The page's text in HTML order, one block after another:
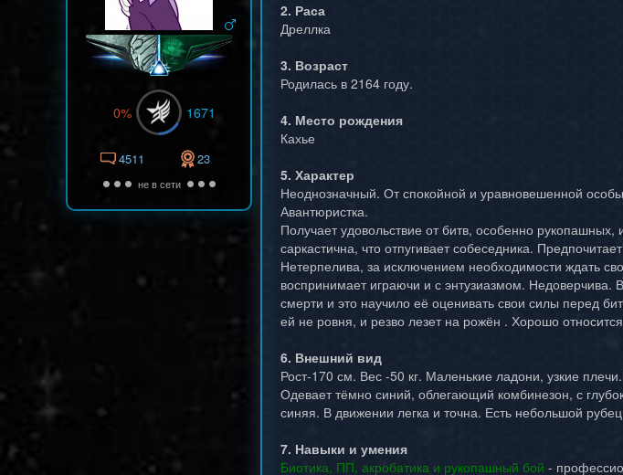
0% 1671
4511 23
не в сети
2. Раса
Дреллка
3. Возраст
Родилась в 2164 году.
4. Место рождения
Кахье
5. Характер
Неоднозначный. От спокойной и уравновешенной
Авантюристка.
Получает удовольствие от битв, особенно
саркастична, что отпугивает собеседника.
Нетерпелива, за исключением необходимости ждать
воспринимает играючи и с энтузиазмом.
смерти и это научило её оценивать свои силы перед
ей не ровня, и резво лезет на рожён . Хорошо
6. Внешний вид
Рост-170 см. Вес -50 кг. Маленькие ладони, узкие
Одевает тёмно синий, облегающий комбинезон, с
синяя. В движении легка и точна. Есть небольшой
7. Навыки и умения
Биотика, ПП, акробатика и рукопашный бой -